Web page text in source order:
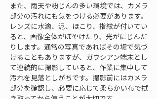
また、雨天や粉じんの多い環境では、カメラ
部分の汚れにも気をつける必要があります。
レンズに水滴、泥、ほこり、指紋が付いてい
ると、画像全体がぼやけたり、光がにじんだ
りします。通常の写真であればその場で気づ
けることもありますが、ガウシアン端末とし
て連続的に撮影していると、作業に集中して
汚れを見落としがちです。撮影前にはカメラ
部分を確認し、必要に応じて柔らかい布で拭